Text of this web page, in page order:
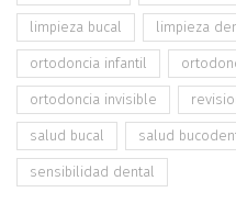
limpieza bucal limpieza
ortodoncia infantil
ortodoncia invisible
salud bucal salud
sensibilidad dental